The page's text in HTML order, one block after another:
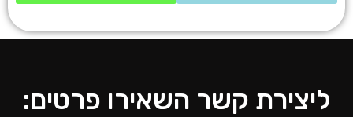
ליצירת קשר השאירו פרטים: